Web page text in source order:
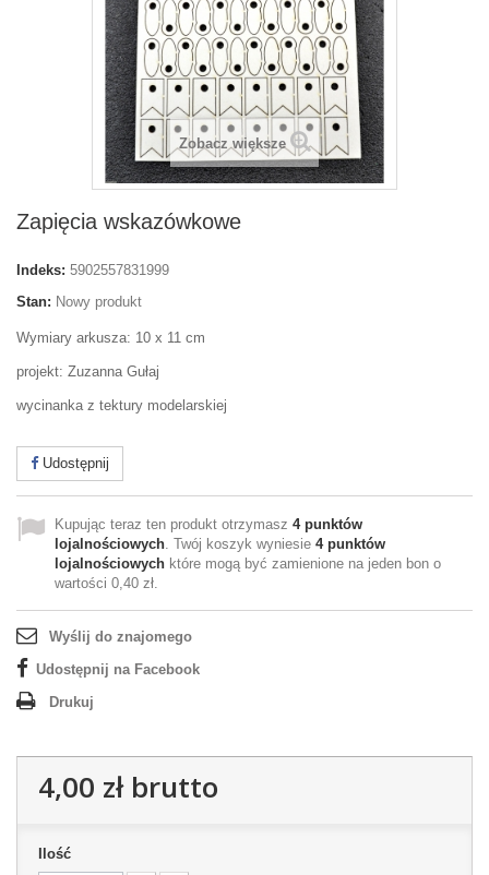
Zobacz większe
Zapięcia wskazówkowe
Indeks: 5902557831999
Stan: Nowy produkt
Wymiary arkusza: 10 x 11 cm
projekt: Zuzanna Gułaj
wycinanka z tektury modelarskiej
Udostępnij
Kupując teraz ten produkt otrzymasz 4punktów
lojalnościowych. Twój koszyk wyniesie 4punktów
lojalnościowych które mogą być zamienione na jeden bon o
wartości 0,40 zł.
Wyślij do znajomego
Udostępnij na Facebook
Drukuj
4,00 złbrutto
Ilość